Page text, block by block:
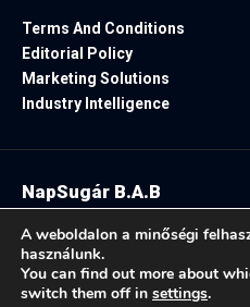
Terms And Conditions
Editorial Policy
Marketing Solutions
Industry Intelligence
Follow US:
NapSugár B.A.B
A weboldalon a minőségi
használunk.
You can find out more about
switch them off in settings.